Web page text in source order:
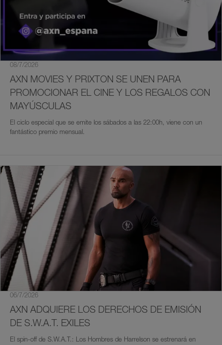
08/7/2026
AXN MOVIES Y PRIXTON SE UNEN PARA
PROMOCIONAR EL CINE Y LOS REGALOS CON
MAYÚSCULAS
El ciclo especial que se emite los sábados a las 22:00h, viene con un
fantástico premio mensual.
06/7/2026
AXN ADQUIERE LOS DERECHOS DE EMISIÓN
DE S.W.A.T. EXILES
El spin-off de S.W.A.T.: Los Hombres de Harrelson se estrenará en